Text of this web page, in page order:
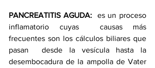
PANCREATITIS AGUDA: es un proceso
inflamatorio cuyas  causas más
frecuentes son los cálculos biliares que
pasan  desde la vesícula hasta la
desembocadura de la ampolla de Vater